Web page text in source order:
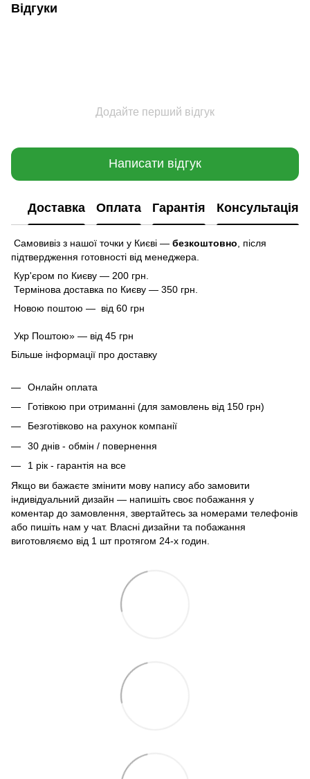
Відгуки
Додайте перший відгук
Написати відгук
Доставка Оплата Гарантія Консультація
Самовивіз з нашої точки у Києві — безкоштовно
після
підтвердження готовності від менеджера.
Кур'єром по Києву — 200 грн.
Термінова доставка по Києву — 350 грн.
Новою поштою — від 60 грн
Укр Поштою» — від 45 грн
Більше інформації про доставку
Онлайн оплата
Готівкою при отриманні (для замовлень від 150 грн)
Безготівково на рахунок компанії
30 днів - обмін / повернення
1 рік - гарантія на все
Якщо ви бажаєте змінити мову напису або замовити
індивідуальний дизайн — напишіть своє побажання у
коментар до замовлення, звертайтесь за номерами телефонів
або пишіть нам у чат. Власні дизайни та побажання
виготовляємо від 1 шт протягом 24-х годин.